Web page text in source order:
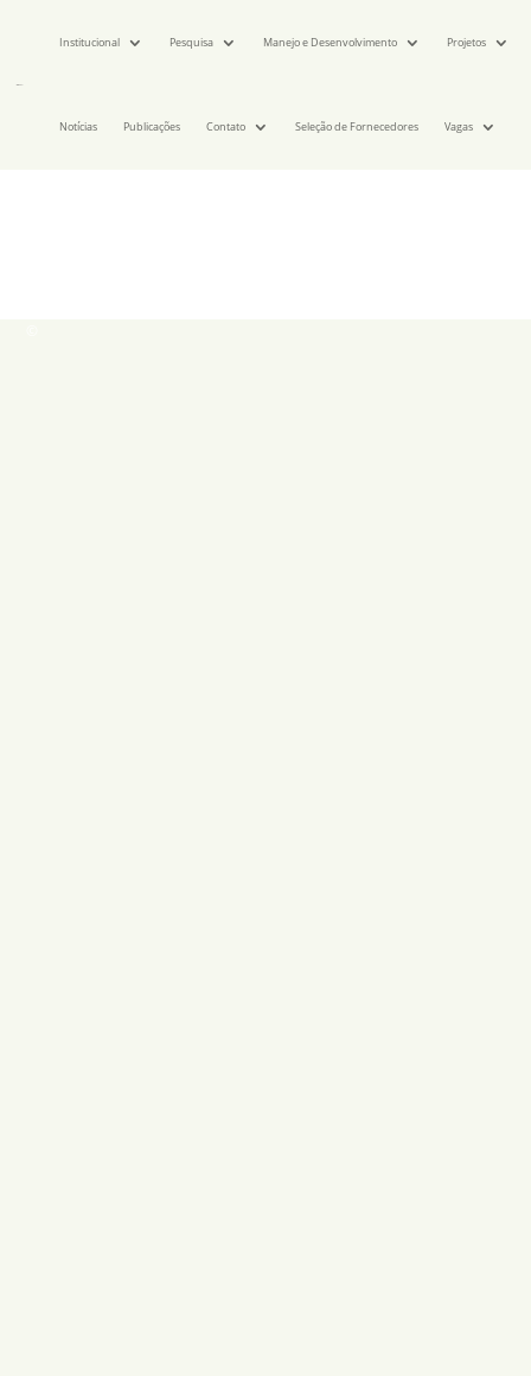
Institucional Pesquisa Manejo e Desenvolvimento Projetos
Notícias Publicações Contato Seleção de Fornecedores Vagas